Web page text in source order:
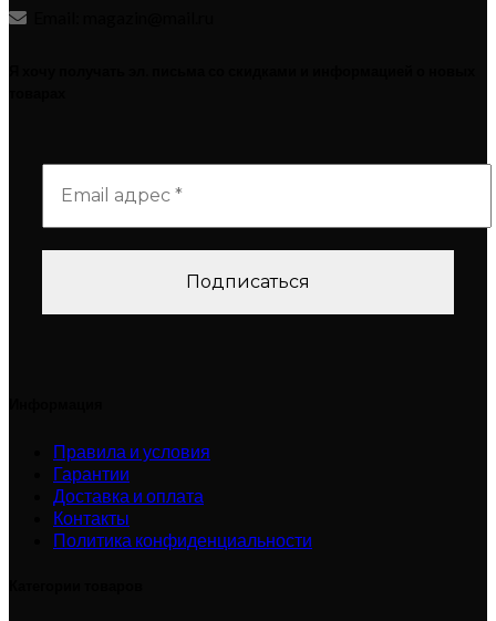
Правила и условия
Гарантии
Доставка и оплата
Контакты
Политика конфиденциальности